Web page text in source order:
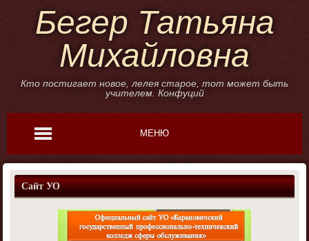
Бегер Татьяна
Михайловна
Кто постигает новое, лелея старое, тот может быть
учителем. Конфуций
МЕНЮ
Сайт УО